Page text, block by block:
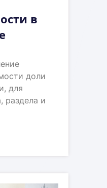
в
доли
для
раздела и